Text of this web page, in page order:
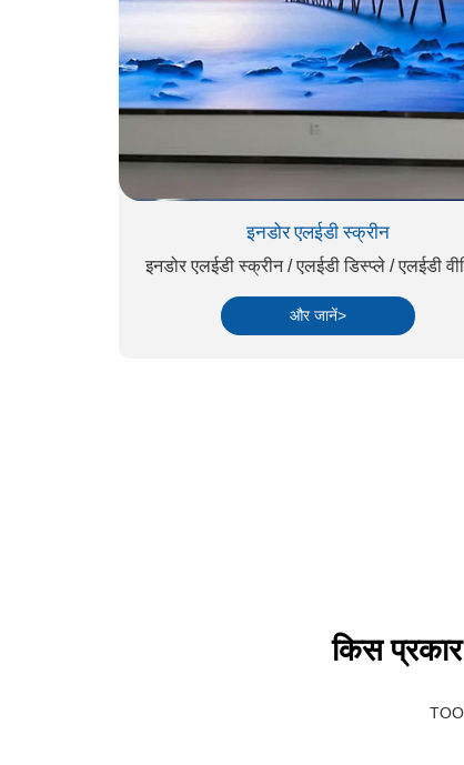
इनडोर एलईडी स्क्रीन
इनडोर एलईडी स्क्रीन / एलईडी डिस्प्ले / एलईडी
और जानें>
किस